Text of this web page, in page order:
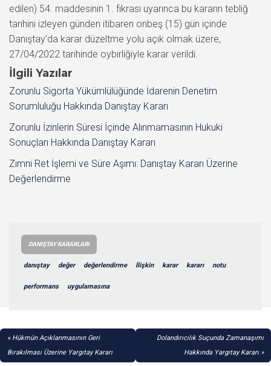
edilen) 54. maddesinin 1. fıkrası uyarınca bu kararın tebliğ
tarihini izleyen günden itibaren onbeş (15) gün içinde
Danıştay’da karar düzeltme yolu açık olmak üzere,
27/04/2022 tarihinde oybirliğiyle karar verildi.
İlgili Yazılar
Zorunlu Sigorta Yükümlülüğünde İdarenin Denetim
Sorumluluğu Hakkında Danıştay Kararı
Zorunlu İzinlerin Süresi İçinde Alınmamasının Hukuki
Sonuçları Hakkında Danıştay Kararı
Zımni Ret İşlemi ve Süre Aşımı: Danıştay Kararı Üzerine
Değerlendirme
DANIŞTAY KARARLARI
danıştay değer değerlendirme İlişkin karar kararı notu
performans uygulamasına
YAZI
GEZINMESI
Hükmün Açıklanmasının Geri
Bırakılması Üzerine Yargıtay Kararı
Dolandırıcılık Suçunda Zamanaşımı
Hakkında Yargıtay Kararı